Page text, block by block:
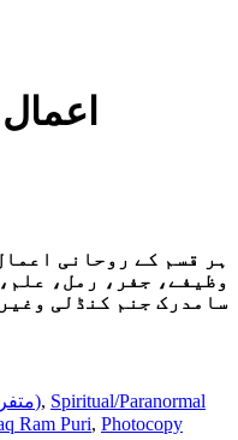
ہر قسم کے روحانی
وظیفے، جفر، رمل،
سامدرک جنم کنڈلی
Others Ruhani (متفرق روحانی), Spiritual/Paranormal
Ram Puri, Photocopy